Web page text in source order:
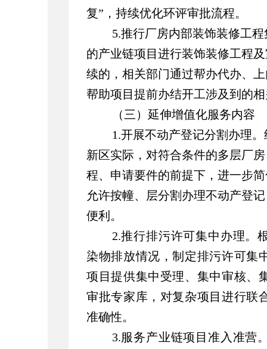
复”，持续优化环评审批流程。
5.推行厂房内部装饰装修工
的产业链项目进行装饰装修工程
续的，相关部门通过帮办代办、
帮助项目提前办结开工涉及到的
（三）延伸增值化服务内容
1.开展不动产登记分割办理
新区实际，对符合条件的多层厂
程、申请要件的前提下，进一步
允许按幢、层分割办理不动产登
便利。
2.推行排污许可集中办理。
染物排放情况，制定排污许可集
项目提供集中受理、集中审核、
审批专家库，对复杂项目进行联
准确性。
3.服务产业链项目准入准营